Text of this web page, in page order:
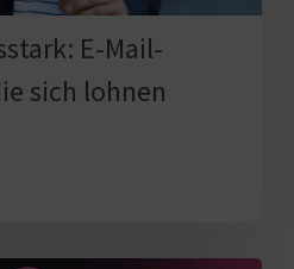
E-Mail-
sich lohnen